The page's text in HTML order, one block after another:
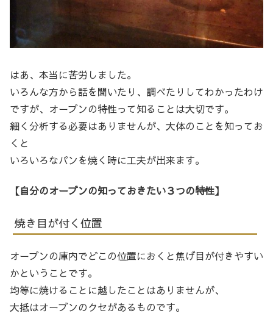
はあ、本当に苦労しました。
いろんな方から話を聞いたり、調べたりしてわかったわけ
ですが、オーブンの特性って知ることは大切です。
細く分析する必要はありませんが、大体のことを知ってお
くと
いろいろなパンを焼く時に工夫が出来ます。
【自分のオーブンの知っておきたい３つの特性】
焼き目が付く位置
オーブンの庫内でどこの位置におくと焦げ目が付きやすい
かということです。
均等に焼けることに越したことはありませんが、
大抵はオーブンのクセがあるものです。